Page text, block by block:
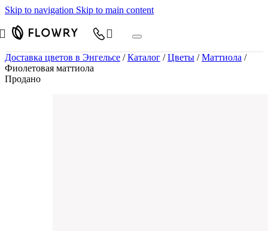
Skip to navigation Skip to main content
Доставка цветов в Энгельсе / Каталог / Цветы / Маттиола /
Фиолетовая маттиола
Продано